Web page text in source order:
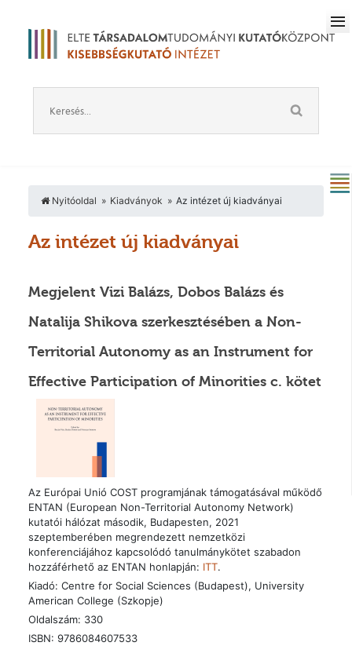
Nyitóoldal Kiadványok Az intézet új kiadványai
Az intézet új kiadványai
Megjelent Vizi Balázs, Dobos Balázs és
Natalija Shikova szerkesztésében a Non-
Territorial Autonomy as an Instrument for
Effective Participation of Minorities c. kötet
Az Európai Unió COST programjának támogatásával működő
ENTAN (European Non-Territorial Autonomy Network)
kutatói hálózat második, Budapesten, 2021
szeptemberében megrendezett nemzetközi
konferenciájához kapcsolódó tanulmánykötet szabadon
hozzáférhető az ENTAN honlapján: ITT.
Kiadó: Centre for Social Sciences (Budapest), University
American College (Szkopje)
Oldalszám: 330
ISBN: 9786084607533